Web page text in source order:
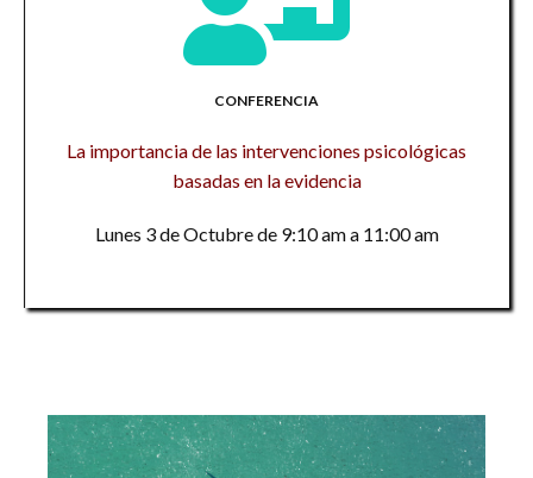
CONFERENCIA
La importancia de las intervenciones psicológicas
basadas en la evidencia
Lunes 3 de Octubre de 9:10 am a 11:00 am